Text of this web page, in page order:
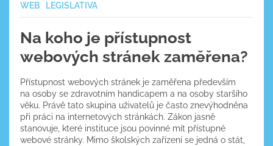
WEB LEGISLATIVA
Na koho je přístupnost
webových stránek zaměřena?
Přístupnost webových stránek je zaměřena především
na osoby se zdravotním handicapem a na osoby staršího
věku. Právě tato skupina uživatelů je často znevýhodněna
při práci na internetových stránkách. Zákon jasně
stanovuje, které instituce jsou povinné mít přístupné
webové stránky. Mimo školských zařízení se jedná o stát,